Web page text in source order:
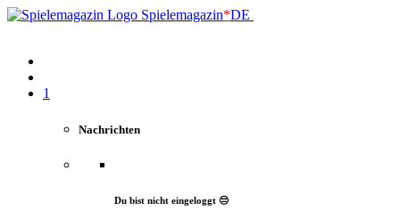
Spielemagazin*DE
1
Nachrichten
Du bist nicht eingeloggt 😔